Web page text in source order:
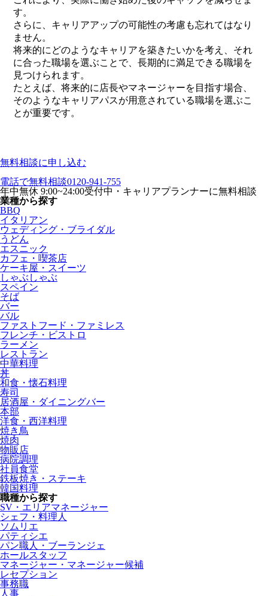
す。
さらに、キャリアアップの可能性の考慮も忘れてはなり
ません。
将来的にどのようなキャリアを築きたいかを考え、それ
に合った職場を選ぶことで、長期的に満足できる職場を
見つけられます。
たとえば、将来的に店長やマネージャーを目指す場合、
そのようなキャリアパスが用意されている職場を選ぶこ
とが重要です。
無料相談に申し込む
電話で無料相談0120-941-755
年中無休 9:00~24:00受付中・キャリアプランナーに無料相談
業種から探す
BBQ
イタリアン
ウェディング・ブライダル
うどん
エスニック
カフェ・喫茶店
ケーキ屋・スイーツ
しゃぶしゃぶ
スペイン
そば
バー
バル
ファストフード・ファミレス
フレンチ・ビストロ
ラーメン
レストラン
中華料理
丼
和食・懐石料理
寿司
居酒屋・ダイニングバー
本部
洋食・西洋料理
焼き鳥
焼肉
物販店
病院調理
社員食堂
鉄板焼き・ステーキ
韓国料理
職種から探す
SV・エリアマネージャー
シェフ・料理人
ソムリエ
パティシエ
パン職人・ブーランジェ
ホールスタッフ
マネージャー・マネージャー候補
レセプション
事務職
人事